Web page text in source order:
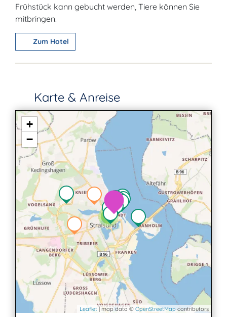
Frühstück kann gebucht werden, Tiere können Sie
mitbringen.
Zum Hotel
Karte & Anreise
+
−
Leaflet | map data © OpenStreetMapcontributors